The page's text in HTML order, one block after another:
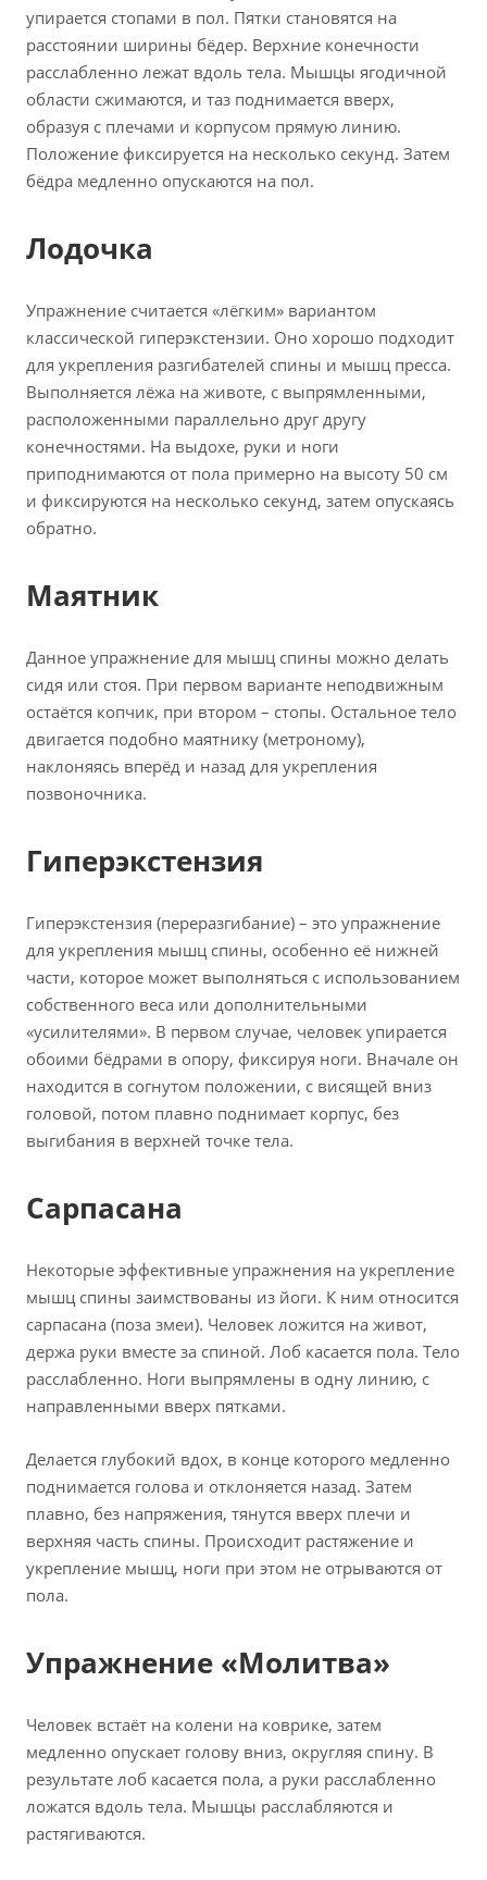
упирается стопами в пол. Пятки становятся на
расстоянии ширины бёдер. Верхние конечности
расслабленно лежат вдоль тела. Мышцы ягодичной
области сжимаются, и таз поднимается вверх,
образуя с плечами и корпусом прямую линию.
Положение фиксируется на несколько секунд. Затем
бёдра медленно опускаются на пол.
Лодочка
Упражнение считается «лёгким» вариантом
классической гиперэкстензии. Оно хорошо подходит
для укрепления разгибателей спины и мышц пресса.
Выполняется лёжа на животе, с выпрямленными,
расположенными параллельно друг другу
конечностями. На выдохе, руки и ноги
приподнимаются от пола примерно на высоту 50 см
и фиксируются на несколько секунд, затем опускаясь
обратно.
Маятник
Данное упражнение для мышц спины можно делать
сидя или стоя. При первом варианте неподвижным
остаётся копчик, при втором – стопы. Остальное тело
двигается подобно маятнику (метроному),
наклоняясь вперёд и назад для укрепления
позвоночника.
Гиперэкстензия
Гиперэкстензия (переразгибание) – это упражнение
для укрепления мышц спины, особенно её нижней
части, которое может выполняться с использованием
собственного веса или дополнительными
«усилителями». В первом случае, человек упирается
обоими бёдрами в опору, фиксируя ноги. Вначале он
находится в согнутом положении, с висящей вниз
головой, потом плавно поднимает корпус, без
выгибания в верхней точке тела.
Сарпасана
Некоторые эффективные упражнения на укрепление
мышц спины заимствованы из йоги. К ним относится
сарпасана (поза змеи). Человек ложится на живот,
держа руки вместе за спиной. Лоб касается пола. Тело
расслабленно. Ноги выпрямлены в одну линию, с
направленными вверх пятками.
Делается глубокий вдох, в конце которого медленно
поднимается голова и отклоняется назад. Затем
плавно, без напряжения, тянутся вверх плечи и
верхняя часть спины. Происходит растяжение и
укрепление мышц, ноги при этом не отрываются от
пола.
Упражнение «Молитва»
Человек встаёт на колени на коврике, затем
медленно опускает голову вниз, округляя спину. В
результате лоб касается пола, а руки расслабленно
ложатся вдоль тела. Мышцы расслабляются и
растягиваются.